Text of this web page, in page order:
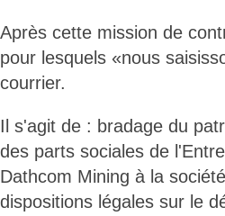
Après cette mission de
pour lesquels «nous
courrier.
Il s'agit de : bradage du
des parts sociales de
Dathcom Mining à la
dispositions légales sur le